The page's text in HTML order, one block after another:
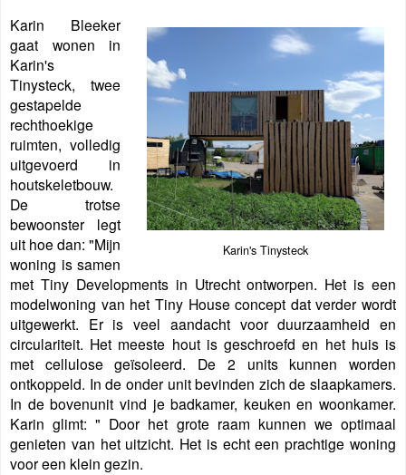
Karin's Tinysteck
Karin Bleeker
gaat wonen in
Karin's
Tinysteck, twee
gestapelde
rechthoekige
ruimten, volledig
uitgevoerd in
houtskeletbouw.
De trotse
bewoonster legt
uit hoe dan: "Mijn
woning is samen
met Tiny Developments in Utrecht ontworpen. Het is een
modelwoning van het Tiny House concept dat verder wordt
uitgewerkt. Er is veel aandacht voor duurzaamheid en
circulariteit. Het meeste hout is geschroefd en het huis is
met cellulose geïsoleerd. De 2 units kunnen worden
ontkoppeld. In de onder unit bevinden zich de slaapkamers.
In de bovenunit vind je badkamer, keuken en woonkamer.
Karin glimt: " Door het grote raam kunnen we optimaal
genieten van het uitzicht. Het is echt een prachtige woning
voor een klein gezin.